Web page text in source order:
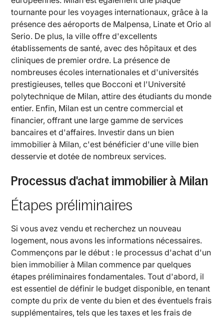
tournante pour les voyages internationaux, grâce à la
présence des aéroports de Malpensa, Linate et Orio al
Serio. De plus, la ville offre d'excellents
établissements de santé, avec des hôpitaux et des
cliniques de premier ordre. La présence de
nombreuses écoles internationales et d'universités
prestigieuses, telles que Bocconi et l'Université
polytechnique de Milan, attire des étudiants du monde
entier. Enfin, Milan est un centre commercial et
financier, offrant une large gamme de services
bancaires et d'affaires. Investir dans un bien
immobilier à Milan, c'est bénéficier d'une ville bien
desservie et dotée de nombreux services.
Processus d'achat immobilier à Milan
Étapes préliminaires
Si vous avez vendu et recherchez un nouveau
logement, nous avons les informations nécessaires.
Commençons par le début : le processus d'achat d'un
bien immobilier à Milan commence par quelques
étapes préliminaires fondamentales. Tout d'abord, il
est essentiel de définir le budget disponible, en tenant
compte du prix de vente du bien et des éventuels frais
supplémentaires, tels que les taxes et les frais de